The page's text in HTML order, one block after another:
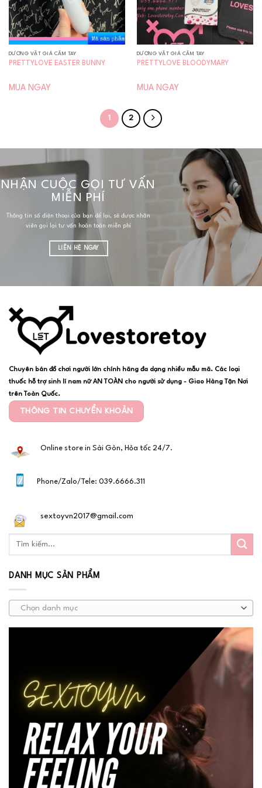
DƯƠNG VẬT GIẢ CẦM TAY
PRETTYLOVE EASTER BUNNY
MUA NGAY
DƯƠNG VẬT GIẢ CẦM TAY
PRETTYLOVE BLOODYMARY
MUA NGAY
1 2
NHẬN CUỘC GỌI TƯ VẤN
MIỄN PHÍ
Thông tin số điện thoại của bạn để lại, sẽ được nhân
viên gọi lại tư vấn hoàn toàn miễn phí
LIÊN HỆ NGAY
Chuyên bán đồ chơi người lớn chính hãng đa dạng nhiều mẫu mã. Các loại
thuốc hỗ trợ sinh lí nam nữ AN TOÀN cho người sử dụng - Giao Hàng Tận Nơi
trên Toàn Quốc.
THÔNG TIN CHUYỂN KHOẢN
Online store in Sài Gòn, Hỏa tốc 24/7.
Phone/Zalo/Tele: 039.6666.311
sextoyvn2017@gmail.com
DANH MỤC SẢN PHẨM
Chọn danh mục